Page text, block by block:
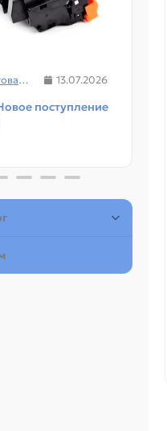
Поступления товаров 13.07.2026
поступление